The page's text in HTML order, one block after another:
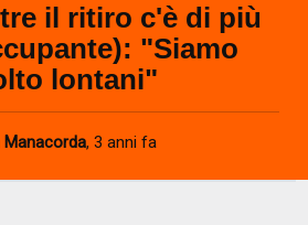
il ritiro c'è di più
"Siamo
lontani"
Manacorda, 3 anni fa